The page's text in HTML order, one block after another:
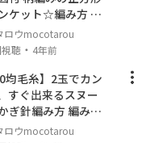
ケット☆編み方 編
Room Mat
ロウmocotarou
聴 ・ 4年前
均毛糸】2玉でカン
すぐ出来るスヌー
ぎ針編み方 編み物
ロウmocotarou